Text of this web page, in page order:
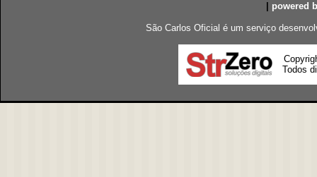
powered
São Carlos Oficial é um serviço
Todos